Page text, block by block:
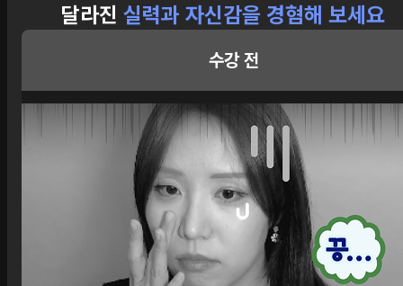
달라진 실력과 자신감을 경혐해 보세요
수강 전